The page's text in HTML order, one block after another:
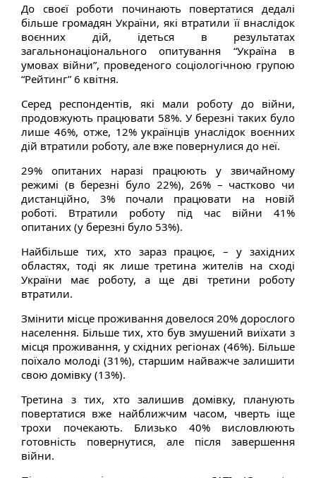
До своєї роботи починають повертатися дедалі
більше громадян України, які втратили її внаслідок
воєнних дій, ідеться в результатах
загальнонаціонального опитування “Україна в
умовах війни”, проведеного соціологічною групою
“Рейтинг” 6 квітня.
Серед респондентів, які мали роботу до війни,
продовжують працювати 58%. У березні таких було
лише 46%, отже, 12% українців унаслідок воєнних
дій втратили роботу, але вже повернулися до неї.
29% опитаних наразі працюють у звичайному
режимі (в березні було 22%), 26% – частково чи
дистанційно, 3% почали працювати на новій
роботі. Втратили роботу під час війни 41%
опитаних (у березні було 53%).
Найбільше тих, хто зараз працює, – у західних
областях, тоді як лише третина жителів на сході
України має роботу, а ще дві третини роботу
втратили.
Змінити місце проживання довелося 20% дорослого
населення. Більше тих, хто був змушений виїхати з
місця проживання, у східних регіонах (46%). Більше
поїхало молоді (31%), старшим найважче залишити
свою домівку (13%).
Третина з тих, хто залишив домівку, планують
повертатися вже найближчим часом, чверть іще
трохи почекають. Близько 40% висловлюють
готовність повернутися, але після завершення
війни.